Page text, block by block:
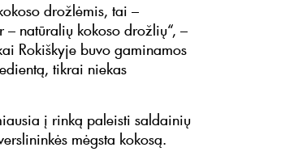
drožlėmis, tai –
natūralių kokoso drožlių“, –
Rokiškyje buvo gaminamos
tikrai niekas
į rinką paleisti saldainių
mėgsta kokosą.